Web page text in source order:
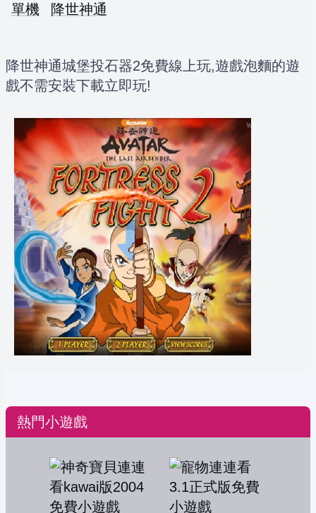
單機 降世神通
降世神通城堡投石器2免費線上玩,遊戲泡麵的遊
戲不需安裝下載立即玩!
熱門小遊戲